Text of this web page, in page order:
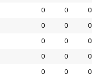
0 0 0
0 0 0
0 0 0
0 0 0
0 0 0